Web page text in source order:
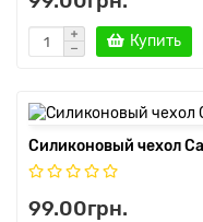
Купить
Силиконовый чехол
99.00грн.